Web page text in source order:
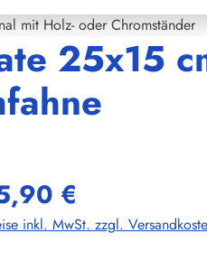
mit Holz- oder Chromständer
25x15
€
inkl. MwSt. zzgl.